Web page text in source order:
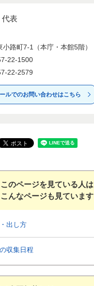
代表
路町7-1（本庁・本館5階）
22-1500
22-2579
ルでのお問い合わせはこちら
このページを見ている人は
こんなページも見ています
出し方
収集日程